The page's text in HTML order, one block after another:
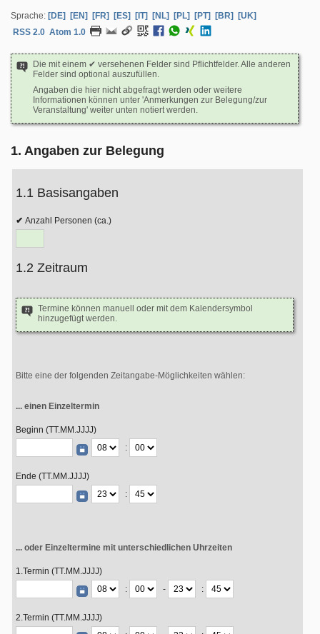
Sprache: [DE] [EN] [FR] [ES] [IT] [NL] [PL] [PT] [BR]
[UK]
RSS 2.0 Atom 1.0
Die mit einem ✔ versehenen Felder sind Pflichtfelder. Alle anderen
Felder sind optional auszufüllen.
Angaben die hier nicht abgefragt werden oder weitere
Informationen können unter 'Anmerkungen zur Belegung/zur
Veranstaltung' weiter unten notiert werden.
1. Angaben zur Belegung
1.1 Basisangaben
Anzahl Personen (ca.)
1.2 Zeitraum
Termine können manuell oder mit dem Kalendersymbol
hinzugefügt werden.
Bitte eine der folgenden Zeitangabe-Möglichkeiten wählen:
... einen Einzeltermin
Beginn (TT.MM.JJJJ)
:
Ende (TT.MM.JJJJ)
:
... oder Einzeltermine mit unterschiedlichen Uhrzeiten
1.Termin (TT.MM.JJJJ)
:
- :
2.Termin (TT.MM.JJJJ)